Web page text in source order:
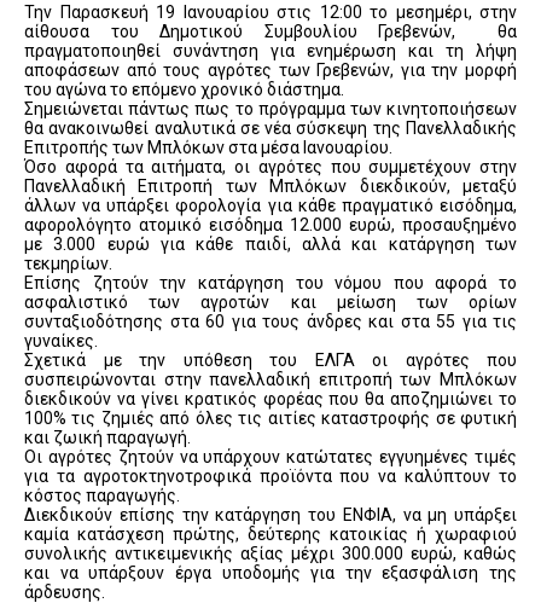
Την Παρασκευή 19 Ιανουαρίου στις 12:00 το μεσημέρι, στην
αίθουσα του Δημοτικού Συμβουλίου Γρεβενών,
θα
πραγματοποιηθεί συνάντηση για ενημέρωση και τη λήψη
αποφάσεων από τους αγρότες των Γρεβενών, για την μορφή
του αγώνα το επόμενο χρονικό διάστημα.
Σημειώνεται πάντως πως το πρόγραμμα των κινητοποιήσεων
θα ανακοινωθεί αναλυτικά σε νέα σύσκεψη της Πανελλαδικής
Επιτροπής των Μπλόκων στα μέσα Ιανουαρίου.
Όσο αφορά τα αιτήματα, οι αγρότες που συμμετέχουν στην
Πανελλαδική Επιτροπή των Μπλόκων διεκδικούν, μεταξύ
άλλων να υπάρξει φορολογία για κάθε πραγματικό εισόδημα,
αφορολόγητο ατομικό εισόδημα 12.000 ευρώ, προσαυξημένο
με 3.000 ευρώ για κάθε παιδί, αλλά και κατάργηση των
τεκμηρίων.
Επίσης ζητούν την κατάργηση του νόμου που αφορά το
ασφαλιστικό των αγροτών και μείωση των ορίων
συνταξιοδότησης στα 60 για τους άνδρες και στα 55 για τις
γυναίκες.
Σχετικά με την υπόθεση του ΕΛΓΑ οι αγρότες που
συσπειρώνονται στην πανελλαδική επιτροπή των Μπλόκων
διεκδικούν να γίνει κρατικός φορέας που θα αποζημιώνει το
100% τις ζημιές από όλες τις αιτίες καταστροφής σε φυτική
και ζωική παραγωγή.
Οι αγρότες ζητούν να υπάρχουν κατώτατες εγγυημένες τιμές
για τα αγροτοκτηνοτροφικά προϊόντα που να καλύπτουν το
κόστος παραγωγής.
Διεκδικούν επίσης την κατάργηση του ΕΝΦΙΑ, να μη υπάρξει
καμία κατάσχεση πρώτης, δεύτερης κατοικίας ή χωραφιού
συνολικής αντικειμενικής αξίας μέχρι 300.000 ευρώ, καθώς
και να υπάρξουν έργα υποδομής για την εξασφάλιση της
άρδευσης.